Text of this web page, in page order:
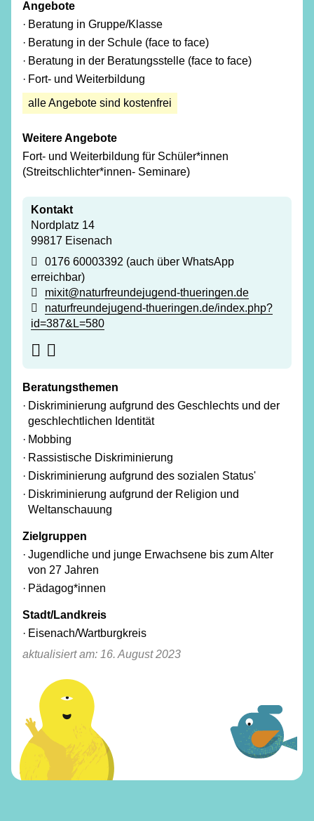
Angebote
Beratung in Gruppe/​Klasse
Beratung in der Schule (face to face)
Beratung in der Beratungsstelle (face to face)
Fort- und Weiterbildung
alle Angebote sind kostenfrei
Weitere Angebote
Fort- und Weiterbildung für Schüler*innen
(Streitschlichter*innen- Seminare)
Kontakt
Nordplatz 14
99817 Eisenach
0176 60003392 (auch über WhatsApp
erreichbar)
mixit@naturfreundejugend-thueringen.de
naturfreundejugend-thueringen.de/index.php?
id=387&L=580
Beratungsthemen
Diskriminierung aufgrund des Geschlechts und der
geschlechtlichen Identität
Mobbing
Rassistische Diskriminierung
Diskriminierung aufgrund des sozialen Status'
Diskriminierung aufgrund der Religion und
Weltanschauung
Zielgruppen
Jugendliche und junge Erwachsene bis zum Alter
von 27 Jahren
Pädagog*innen
Stadt/Landkreis
Eisenach/​Wartburgkreis
aktualisiert am: 16. August 2023